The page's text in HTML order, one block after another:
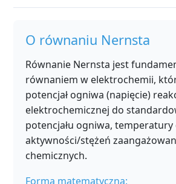
O równaniu Nernsta
Równanie Nernsta jest
równaniem w elektrochemii,
potencjał ogniwa (napięcie)
elektrochemicznej do
potencjału ogniwa, temperatury
aktywności/stężeń
chemicznych.
Forma matematyczna: